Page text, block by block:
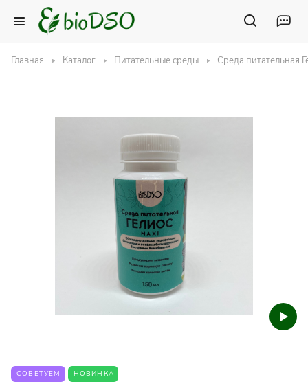
Главная Каталог Питательные среды Среда питательная
СОВЕТУЕМ НОВИНКА